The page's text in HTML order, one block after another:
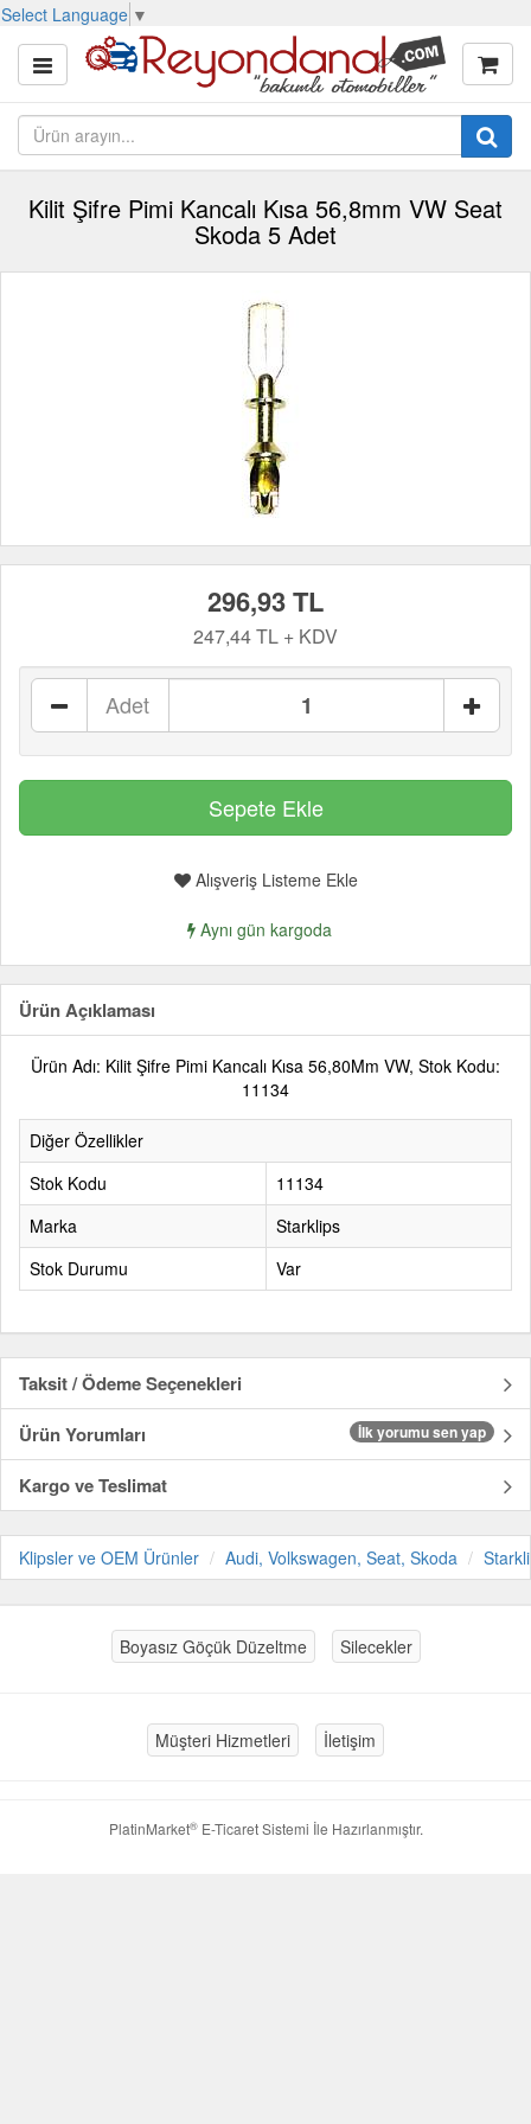
Select Language ▼
Kilit Şifre Pimi Kancalı Kısa 56,8mm VW Seat
Skoda 5 Adet
296,93 TL
247,44 TL + KDV
Adet
Alışveriş Listeme Ekle
Aynı gün kargoda
Ürün Açıklaması
Ürün Adı: Kilit Şifre Pimi Kancalı Kısa 56,80Mm VW, Stok Kodu:
11134
Diğer Özellikler
Stok Kodu
11134
Marka
Starklips
Stok Durumu
Var
Taksit / Ödeme Seçenekleri
Ürün Yorumları
İlk yorumu sen yap
Kargo ve Teslimat
Klipsler ve OEM Ürünler Audi, Volkswagen, Seat, Skoda
Boyasız Göçük Düzeltme Silecekler
Müşteri Hizmetleri İletişim
PlatinMarket®E-Ticaret Sistemi İle Hazırlanmıştır.